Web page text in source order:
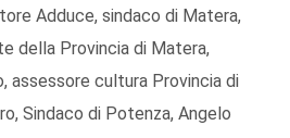
Adduce, sindaco di Matera,
della Provincia di Matera,
assessore cultura Provincia di
Sindaco di Potenza, Angelo